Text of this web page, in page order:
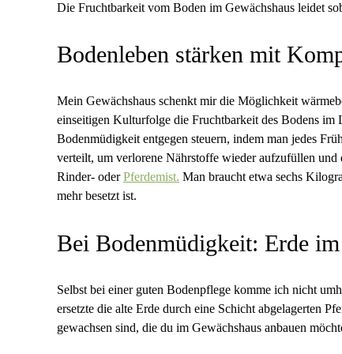
Die Fruchtbarkeit vom Boden im Gewächshaus leidet
Bodenleben stärken mit
Mein Gewächshaus schenkt mir die Möglichkeit
einseitigen Kulturfolge die Fruchtbarkeit des Bodens im
Bodenmüdigkeit entgegen steuern, indem man jedes
verteilt, um verlorene Nährstoffe wieder aufzufüllen
Rinder- oderPferdemist. Man braucht etwa sechs
mehr besetzt ist.
Bei Bodenmüdigkeit: Erde im
Selbst bei einer guten Bodenpflege komme ich nicht
ersetzte die alte Erde durch eine Schicht abgelagerten
gewachsen sind, die du im Gewächshaus anbauen